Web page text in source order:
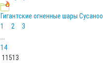
Гигантские огненные шары Сусаноо
1
2
3
14
11513